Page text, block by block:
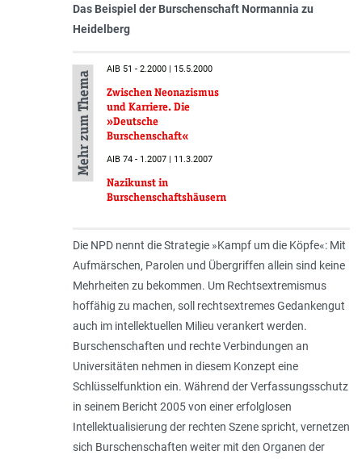
Das Beispiel der Burschenschaft Normannia zu
Heidelberg
Mehr zum Thema
AIB 51 - 2.2000 | 15.5.2000
Zwischen Neonazismus
und Karriere. Die
»Deutsche
Burschenschaft«
AIB 74 - 1.2007 | 11.3.2007
Nazikunst in
Burschenschaftshäusern
Die NPD nennt die Strategie »Kampf um die Köpfe«: Mit
Aufmärschen, Parolen und Übergriffen allein sind keine
Mehrheiten zu bekommen. Um Rechtsextremismus
hoffähig zu machen, soll rechtsextremes Gedankengut
auch im intellektuellen Milieu verankert werden.
Burschenschaften und rechte Verbindungen an
Universitäten nehmen in diesem Konzept eine
Schlüsselfunktion ein. Während der Verfassungsschutz
in seinem Bericht 2005 von einer erfolglosen
Intellektualisierung der rechten Szene spricht, vernetzen
sich Burschenschaften weiter mit den Organen der